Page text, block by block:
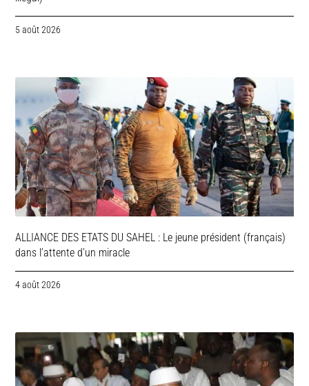
5 août 2026
ALLIANCE DES ETATS DU SAHEL : Le jeune président (français)
dans l’attente d’un miracle
4 août 2026